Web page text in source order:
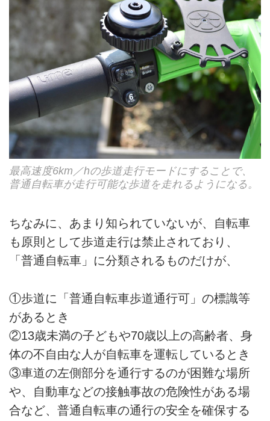
最高速度6km／hの歩道走行モードにすることで、
普通自転車が走行可能な歩道を走れるようになる。
ちなみに、あまり知られていないが、自転車
も原則として歩道走行は禁止されており、
「普通自転車」に分類されるものだけが、
①歩道に「普通自転車歩道通行可」の標識等
があるとき
②13歳未満の子どもや70歳以上の高齢者、身
体の不自由な人が自転車を運転しているとき
③車道の左側部分を通行するのが困難な場所
や、自動車などの接触事故の危険性がある場
合など、普通自転車の通行の安全を確保する